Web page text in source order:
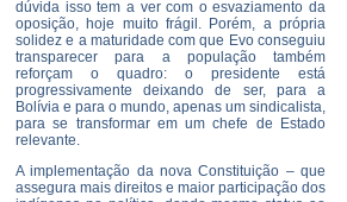
dúvida isso tem a ver com o esvaziamento da
oposição, hoje muito frágil. Porém, a própria
solidez e a maturidade com que Evo conseguiu
transparecer para a população também
reforçam o quadro: o presidente está
progressivamente deixando de ser, para a
Bolívia e para o mundo, apenas um sindicalista,
para se transformar em um chefe de Estado
relevante.
A implementação da nova Constituição – que
assegura mais direitos e maior participação dos